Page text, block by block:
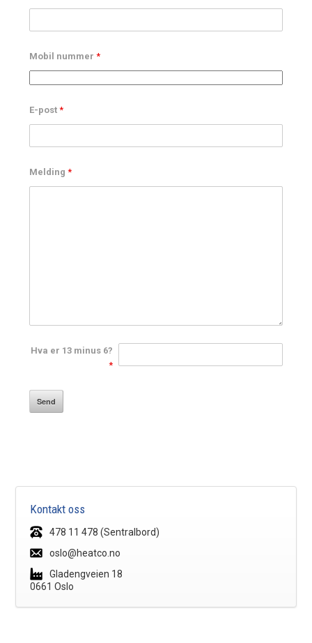
Mobil nummer*
E-post*
Melding*
Hva er 13 minus 6?
*
Kontakt oss
478 11 478 (Sentralbord)
oslo@heatco.no
Gladengveien 18
0661 Oslo